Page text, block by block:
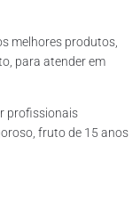
melhores produtos,
para atender em
profissionais
fruto de 15 anos